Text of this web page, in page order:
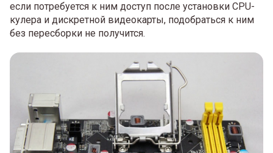
если потребуется к ним доступ после установки CPU-
кулера и дискретной видеокарты, подобраться к ним
без пересборки не получится.